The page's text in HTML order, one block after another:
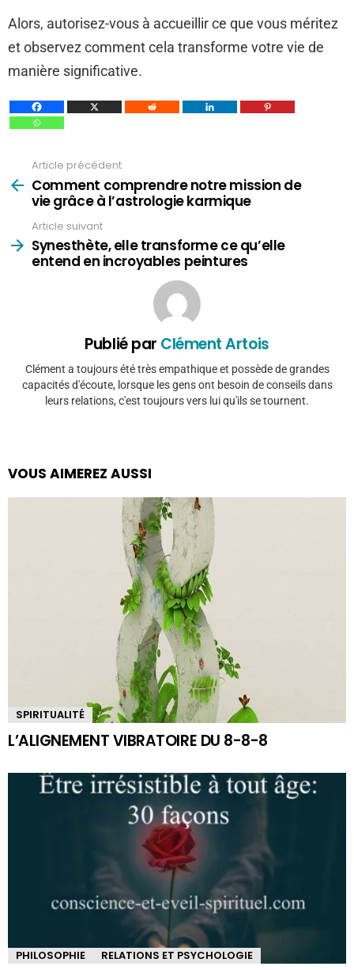
Alors, autorisez-vous à accueillir ce que vous méritez
et observez comment cela transforme votre vie de
manière significative.
plus
Article précédent
Comment comprendre notre mission de
vie grâce à l’astrologie karmique
Article suivant
Synesthète, elle transforme ce qu’elle
entend en incroyables peintures
Publié par Clément Artois
Clément a toujours été très empathique et possède de grandes
capacités d'écoute, lorsque les gens ont besoin de conseils dans
leurs relations, c'est toujours vers lui qu'ils se tournent.
VOUS AIMEREZ AUSSI
SPIRITUALITÉ
L’ALIGNEMENT VIBRATOIRE DU 8-8-8
PHILOSOPHIE RELATIONS ET PSYCHOLOGIE